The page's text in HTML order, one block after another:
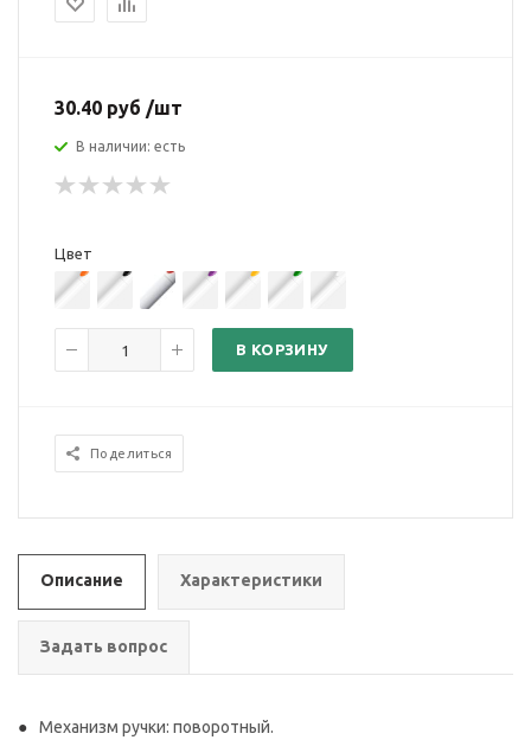
30.40 руб /шт
В наличии: есть
Цвет
В КОРЗИНУ
Поделиться
Описание Характеристики
Задать вопрос
Механизм ручки: поворотный.